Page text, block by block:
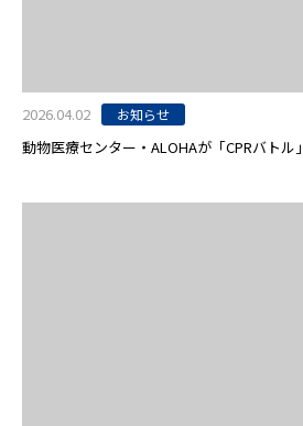
2026.04.02 お知らせ
動物医療センター・ALOHAが「CPRバトル